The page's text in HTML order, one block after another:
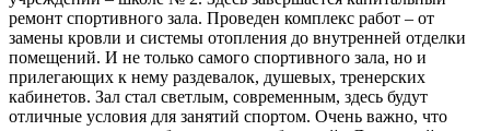
ремонт спортивного зала. Проведен комплекс работ – от
замены кровли и системы отопления до внутренней отделки
помещений. И не только самого спортивного зала, но и
прилегающих к нему раздевалок, душевых, тренерских
кабинетов. Зал стал светлым, современным, здесь будут
отличные условия для занятий спортом. Очень важно, что